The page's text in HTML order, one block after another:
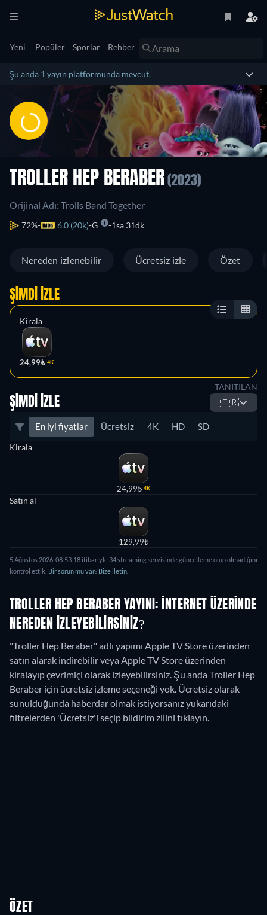
Yeni Popüler Sporlar Rehber
Şu anda 1 yayın platformunda mevcut.
TROLLER HEP BERABER (2023)
Orijinal Adı: Trolls Band Together
72% 6.0 (20k) G 1sa 31dk
Nereden izlenebilir Ücretsiz izle Özet
ŞIMDI İZLE
Kirala
24,99₺ 4K
TANITILAN
ŞIMDI İZLE 🇹🇷
En iyi fiyatlar Ücretsiz 4K HD SD
Kirala
24,99₺ 4K
Satın al
129,99₺
5 Ağustos 2026 08:53:18 itibariyle 34streaming servisinde güncelleme olup olmadığını
kontrol ettik. Bir sorun mu var? Bize iletin.
TROLLER HEP BERABER YAYINI: İNTERNET ÜZERINDE
NEREDEN IZLEYEBILIRSINIZ?
"Troller Hep Beraber" adlı yapımı Apple TV Store üzerinden
satın alarak indirebilir veya Apple TV Store üzerinden
kiralayıp çevrimiçi olarak izleyebilirsiniz. Şu anda Troller Hep
Beraber için ücretsiz izleme seçeneği yok. Ücretsiz olarak
sunulduğunda haberdar olmak istiyorsanız yukarıdaki
filtrelerden 'Ücretsiz'i seçip bildirim zilini tıklayın.
ÖZET